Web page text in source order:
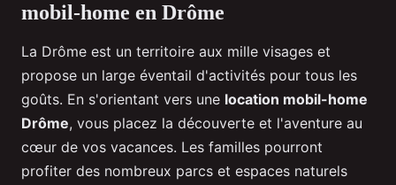
mobil-home en Drôme
La Drôme est un territoire aux mille visages et
propose un large éventail d'activités pour tous les
goûts. En s'orientant vers une location mobil-home
Drôme, vous placez la découverte et l'aventure au
cœur de vos vacances. Les familles pourront
profiter des nombreux parcs et espaces naturels